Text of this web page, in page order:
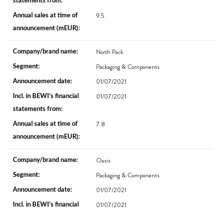
9.5
North Pack
Packaging & Components
01/07/2021
01/07/2021
7.8
Oasis
Packaging & Components
01/07/2021
01/07/2021